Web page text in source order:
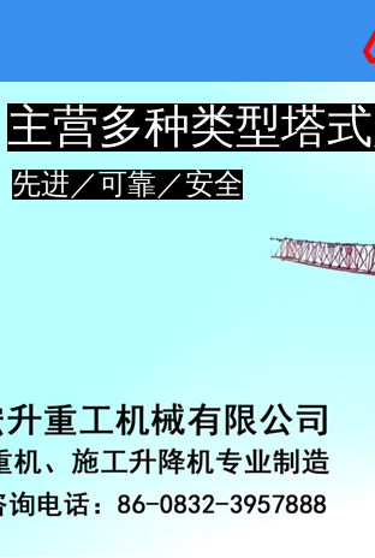
主营多种类型塔
先进／可靠／安全